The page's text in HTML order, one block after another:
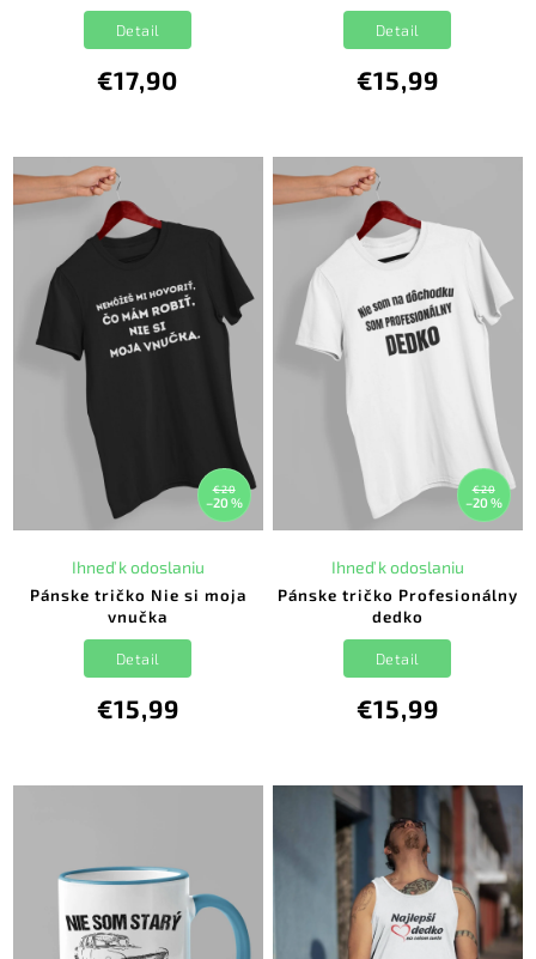
€17,90
Detail
€15,99
Detail
€20
–20 %
Pánske tričko Nie si moja
vnučka
Ihneď k odoslaniu
€15,99
Detail
€20
–20 %
Pánske tričko Profesionálny
dedko
Ihneď k odoslaniu
€15,99
Detail